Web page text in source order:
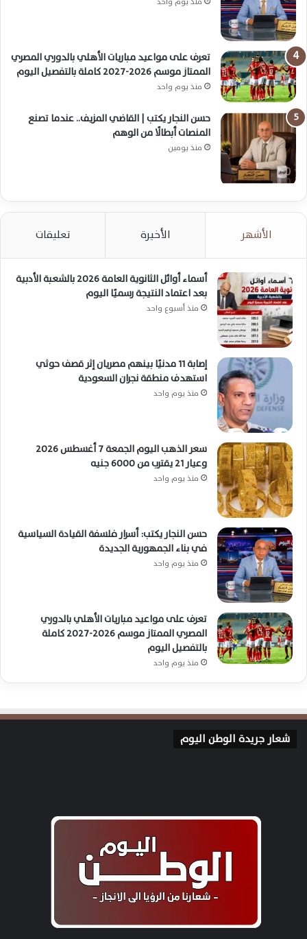
تعرف على مواعيد مباريات الأهلي بالدوري المصري
الممتاز موسم 2026-2027 كاملة بالتفصيل اليوم
منذ يوم واحد
حسن النجار يكتب | القاضي المزيف.. عندما تصنع
المنصات أبطالًا من الوهم
منذ يومين
الأشهر الأخيرة تعليقات
أسماء أوائل الثانوية العامة 2026 بالشعبة الأدبية
بعد اعتماد النتيجة رسميًا اليوم
منذ أسبوع واحد
إصابة 11 مدنيًا بينهم مصريان إثر قصف حوثي
استهدف منطقة نجران السعودية
منذ يوم واحد
سعر الذهب اليوم الجمعة 7 أغسطس 2026
وعيار 21 يقترب من 6000 جنيه
منذ يوم واحد
حسن النجار يكتب: أسرار فلسفة القيادة السياسية
في بناء الجمهورية الجديدة
منذ يوم واحد
تعرف على مواعيد مباريات الأهلي بالدوري
المصري الممتاز موسم 2026-2027 كاملة
بالتفصيل اليوم
منذ يوم واحد
شعار جريدة الوطن اليوم